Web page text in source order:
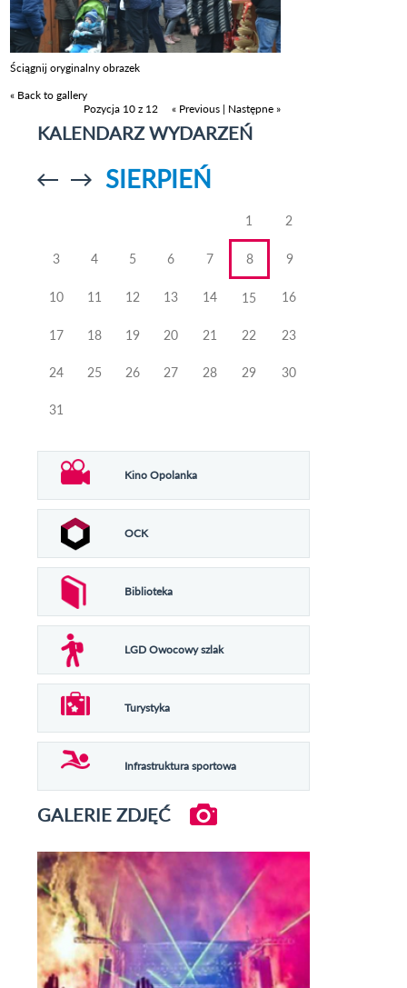
Ściągnij oryginalny obrazek
« Back to gallery
Pozycja 10 z 12
« Previous | Następne »
KALENDARZ WYDARZEŃ
Przejdź doPrzejdź do
SIERPIEŃ
1 2
3 4 5 6 7 8 9
10 11 12 13 14 15 16
17 18 19 20 21 22 23
24 25 26 27 28 29 30
31
Kino Opolanka
OCK
Biblioteka
LGD Owocowy szlak
Turystyka
Infrastruktura sportowa
GALERIE ZDJĘĆ